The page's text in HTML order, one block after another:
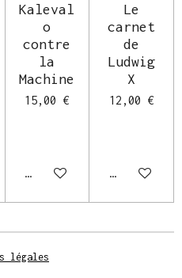
panier
Kaleval
o
contre
la
Machine
15,00 €
Ajouter au panier
Le
carnet
de
Ludwig
X
12,00 €
Ajouter au
légales